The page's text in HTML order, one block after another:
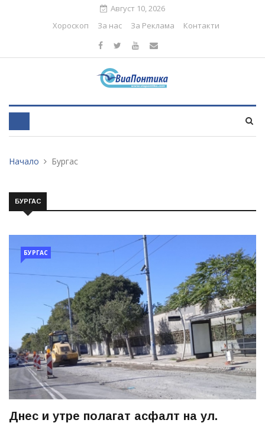
Август 10, 2026
Хороскоп
За нас За Реклама Контакти
Начало Бургас
БУРГАС
БУРГАС
Днес и утре полагат асфалт на ул.